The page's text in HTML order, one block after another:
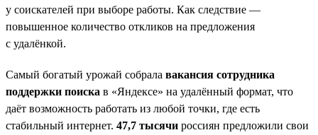
у соискателей при выборе работы. Как следствие —
повышенное количество откликов на предложения
с удалёнкой.
Самый богатый урожай собрала вакансия сотрудника
поддержки поиска в «Яндексе» на удалённый формат, что
даёт возможность работать из любой точки, где есть
стабильный интернет. 47,7 тысячи россиян предложили свои